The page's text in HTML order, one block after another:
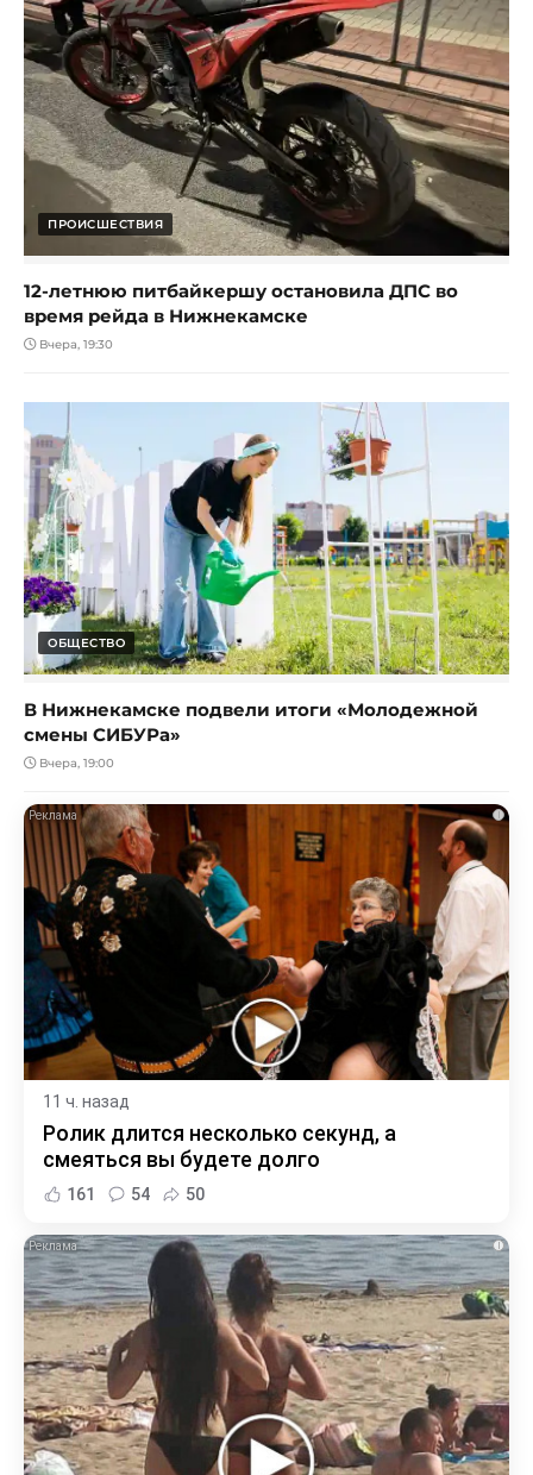
ПРОИСШЕСТВИЯ
12-летнюю питбайкершу остановила ДПС во
время рейда в Нижнекамске
Вчера, 19:30
ОБЩЕСТВО
В Нижнекамске подвели итоги «Молодежной
смены СИБУРа»
Вчера, 19:00
i
11 ч. назад
Ролик длится несколько секунд, а
смеяться вы будете долго
161 54 50
i